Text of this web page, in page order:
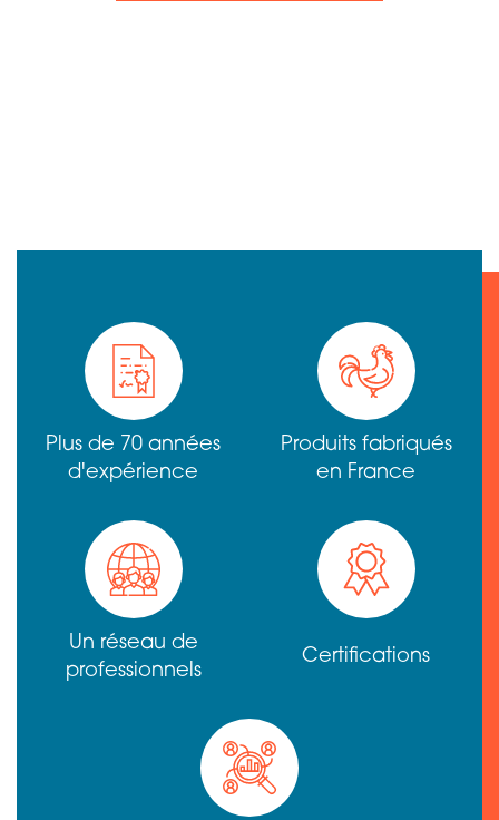
Plus de 70 années
d'expérience
Produits fabriqués
en France
Un réseau de
professionnels
Certifications